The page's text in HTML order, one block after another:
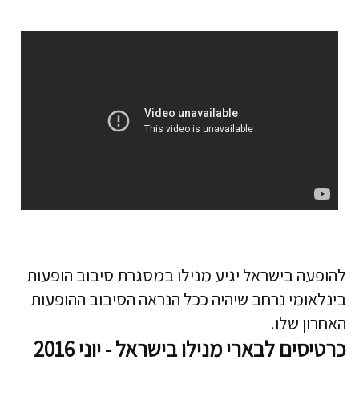
להופעה בישראל יגיע מנילו במסגרת סיבוב הופעות
בינלאומי נרחב שיהיה ככל הנראה הסיבוב ההופעות
האחרון שלו.
כרטיסים לבארי מנילו בישראל - יוני 2016